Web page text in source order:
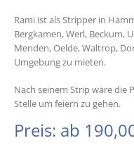
Rami ist als Stripper in
Bergkamen, Werl, Beckum,
Menden, Oelde, Waltrop,
Umgebung zu mieten.
Nach seinem Strip wäre die
Stelle um feiern zu gehen.
Preis: ab